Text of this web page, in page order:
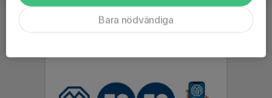
Bara nödvändiga